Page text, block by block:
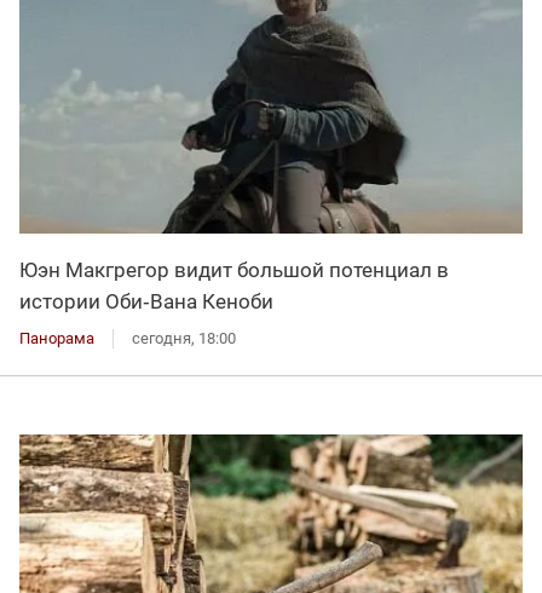
Юэн Макгрегор видит большой потенциал в
истории Оби‑Вана Кеноби
Панорама сегодня, 18:00